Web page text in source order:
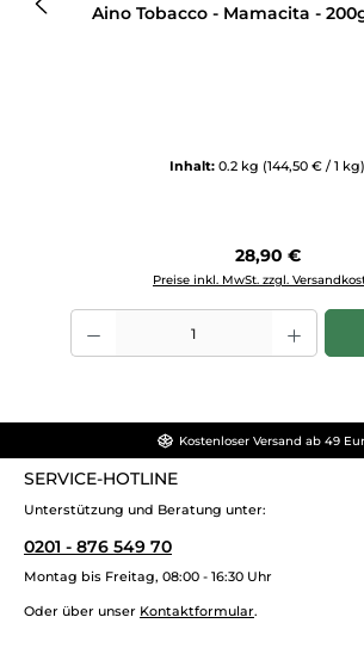
Aino Tobacco - Mamacita -
Inhalt: 0.2 kg (144,50 € / 1 kg)
Regulärer Preis:
28,90 €
Preise inkl. MwSt. zzgl.
Produkt Anzahl: Gib den gewünschten
Kostenloser Versand ab 49
SERVICE-HOTLINE
Unterstützung und Beratung unter:
0201 - 876 549 70
Montag bis Freitag, 08:00 - 16:30 Uhr
Oder über unser Kontaktformular.